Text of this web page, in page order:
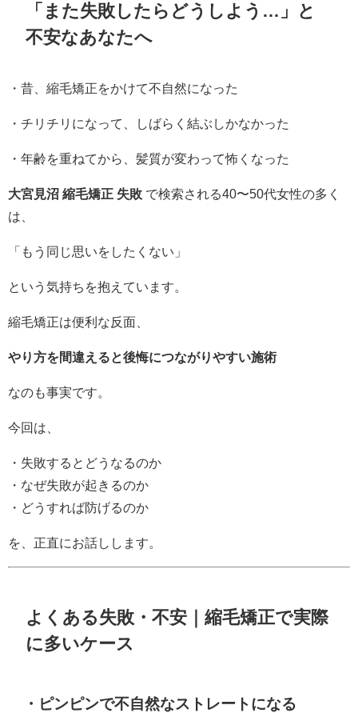
「また失敗したらどうしよう…」と
不安なあなたへ
・昔、縮毛矯正をかけて不自然になった
・チリチリになって、しばらく結ぶしかなかった
・年齢を重ねてから、髪質が変わって怖くなった
大宮見沼 縮毛矯正 失敗 で検索される40〜50代女性の多く
は、
「もう同じ思いをしたくない」
という気持ちを抱えています。
縮毛矯正は便利な反面、
やり方を間違えると後悔につながりやすい施術
なのも事実です。
今回は、
・失敗するとどうなるのか
・なぜ失敗が起きるのか
・どうすれば防げるのか
を、正直にお話しします。
よくある失敗・不安｜縮毛矯正で実際
に多いケース
・ピンピンで不自然なストレートになる